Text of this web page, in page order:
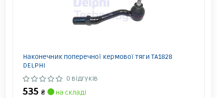
Наконечник поперечної кермової тяги TA1828
DELPHI
0 відгуків
535 ₴
на складі